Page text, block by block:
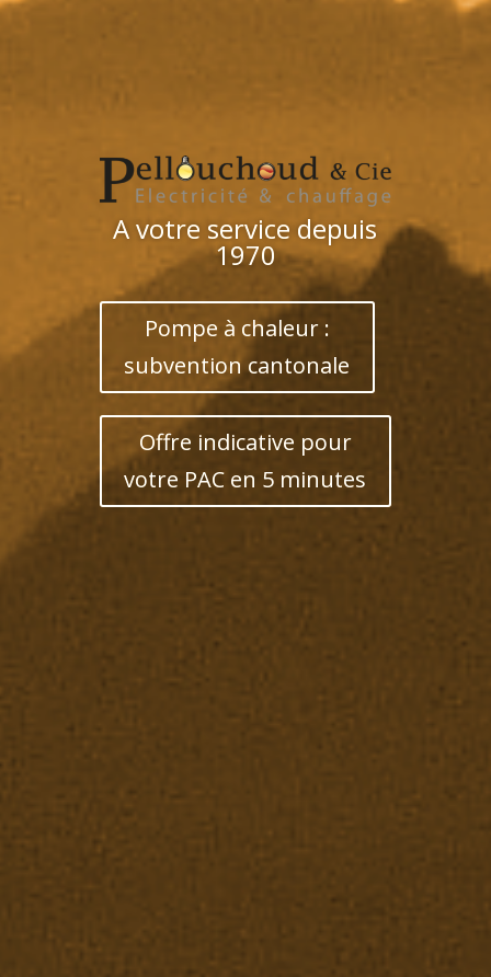
A votre service depuis
1970
Pompe à chaleur :
subvention cantonale
Offre indicative pour
votre PAC en 5 minutes